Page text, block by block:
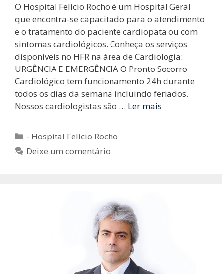
O Hospital Felício Rocho é um Hospital Geral
que encontra-se capacitado para o atendimento
e o tratamento do paciente cardiopata ou com
sintomas cardiológicos. Conheça os serviços
disponíveis no HFR na área de Cardiologia:
URGÊNCIA E EMERGÊNCIA O Pronto Socorro
Cardiológico tem funcionamento 24h durante
todos os dias da semana incluindo feriados.
Nossos cardiologistas são … Ler mais
Categorias
- Hospital Felício Rocho
Deixe um comentário